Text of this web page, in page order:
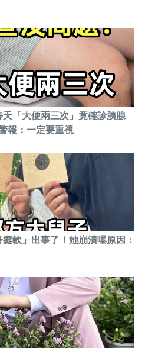
「大便兩三次」竟確診胰腺
報：一定要重視
軟」出事了！她崩潰曝原因：